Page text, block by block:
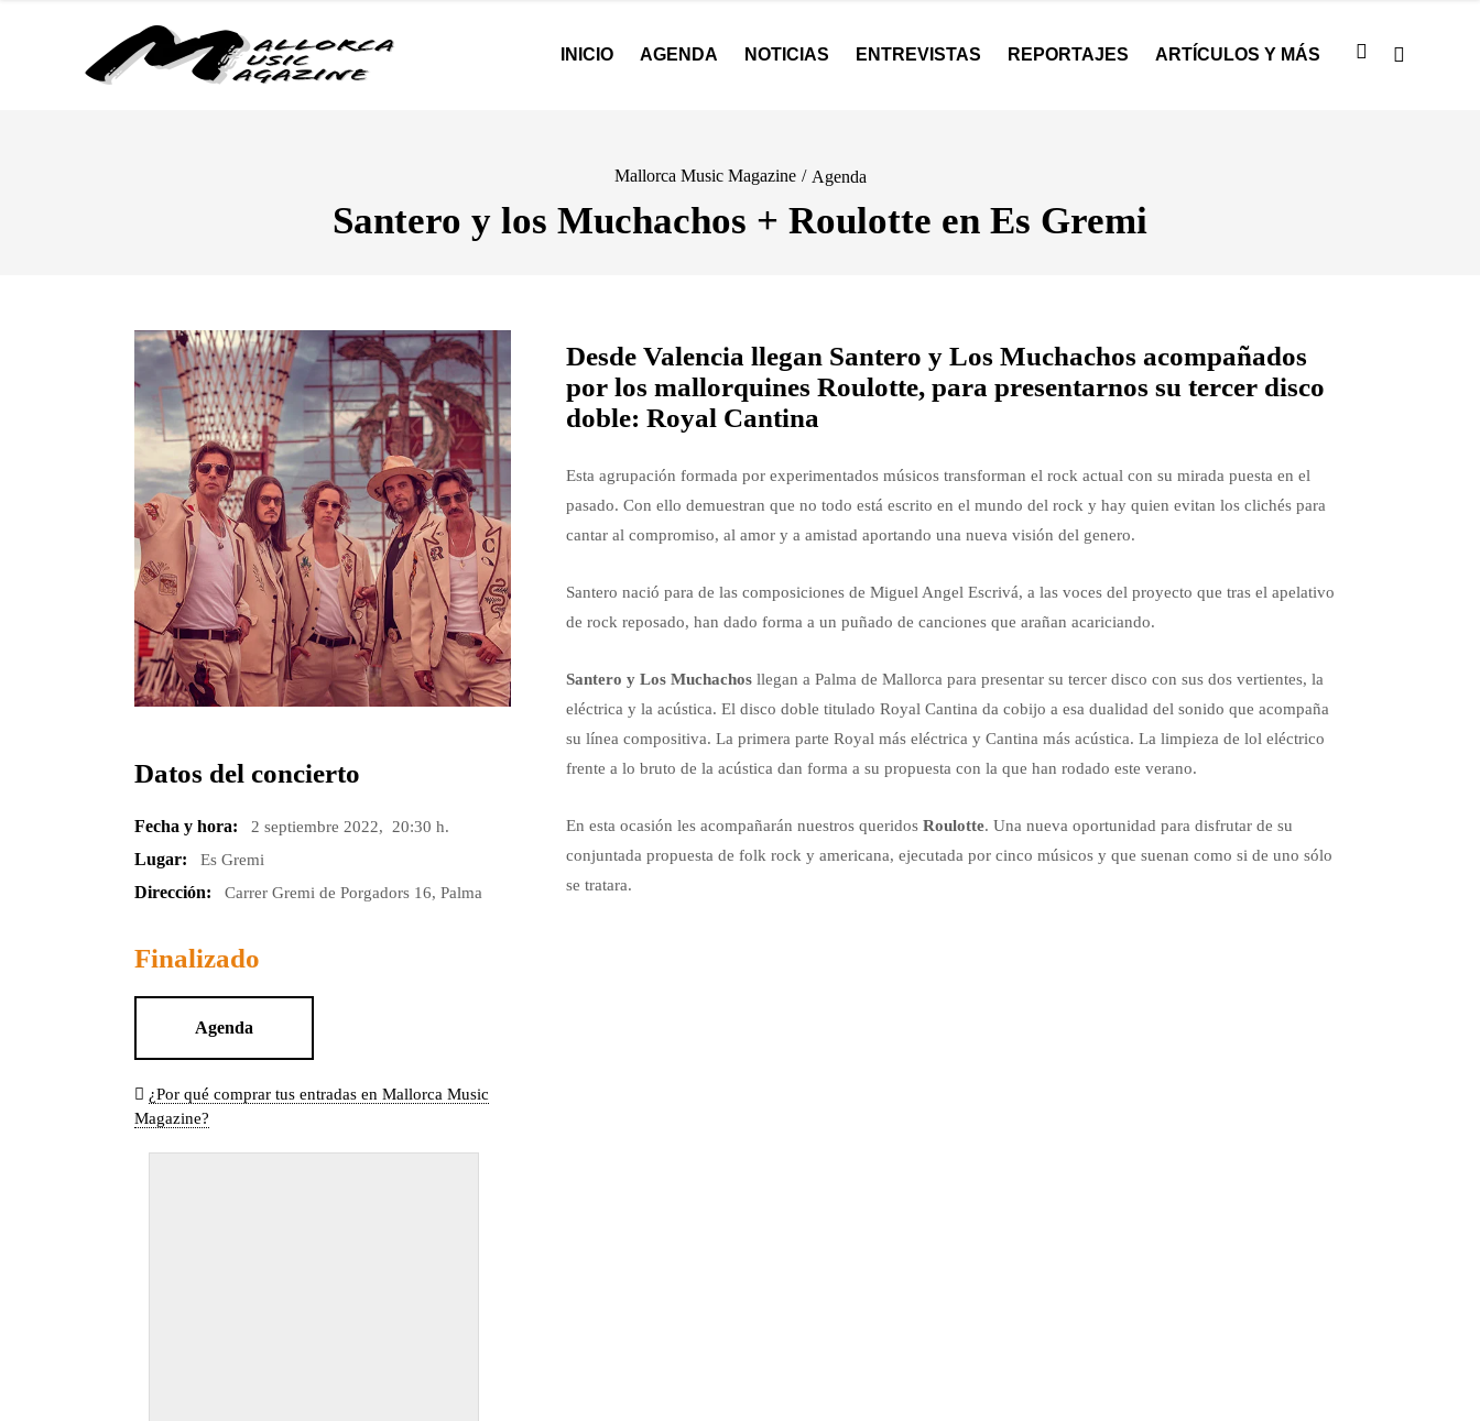
INICIO AGENDA NOTICIAS ENTREVISTAS REPORTAJES ARTÍCULOS Y MÁS
Mallorca Music Magazine / Agenda
Santero y los Muchachos + Roulotte en Es Gremi
Datos del concierto
Fecha y hora: 2 septiembre 2022, 20:30 h.
Lugar: Es Gremi
Dirección: Carrer Gremi de Porgadors 16, Palma
Finalizado
Agenda
¿Por qué comprar tus entradas en Mallorca Music
Magazine?
Desde Valencia llegan Santero y Los Muchachos acompañados
por los mallorquines Roulotte, para presentarnos su tercer disco
doble: Royal Cantina
Esta agrupación formada por experimentados músicos transforman el rock actual con su mirada puesta en el
pasado. Con ello demuestran que no todo está escrito en el mundo del rock y hay quien evitan los clichés para
cantar al compromiso, al amor y a amistad aportando una nueva visión del genero.
Santero nació para de las composiciones de Miguel Angel Escrivá, a las voces del proyecto que tras el apelativo
de rock reposado, han dado forma a un puñado de canciones que arañan acariciando.
Santero y Los Muchachosllegan a Palma de Mallorca para presentar su tercer disco con sus dos vertientes, la
eléctrica y la acústica. El disco doble titulado Royal Cantina da cobijo a esa dualidad del sonido que acompaña
su línea compositiva. La primera parte Royal más eléctrica y Cantina más acústica. La limpieza de lol eléctrico
frente a lo bruto de la acústica dan forma a su propuesta con la que han rodado este verano.
En esta ocasión les acompañarán nuestros queridos Roulotte. Una nueva oportunidad para disfrutar de su
conjuntada propuesta de folk rock y americana, ejecutada por cinco músicos y que suenan como si de uno sólo
se tratara.